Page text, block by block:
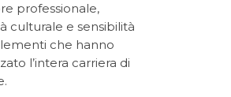
professionale,
culturale e sensibilità
che hanno
l’intera carriera di